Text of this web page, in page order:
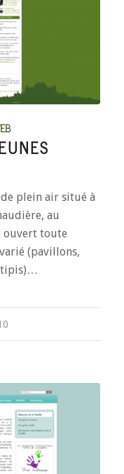
de plein air situé à
au
ouvert toute
(pavillons,
tipis)…